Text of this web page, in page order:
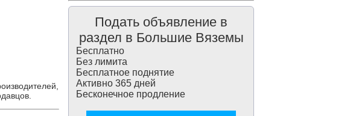
Подать объявление в
раздел в Большие Вяземы
Бесплатно
Без лимита
Бесплатное поднятие
Активно 365 дней
Бесконечное продление